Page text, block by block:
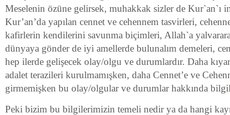
Meselenin özüne gelirsek, muhakkak sizler de Kur`an`ı
Kur’an’da yapılan cennet ve cehennem tasvirleri,
kafirlerin kendilerini savunma biçimleri, Allah`a
dünyaya gönder de iyi amellerde bulunalım demeleri,
hep ilerde gelişecek olay/olgu ve durumlardır. Daha
adalet terazileri kurulmamışken, daha Cennet’e ve
girmemişken bu olay/olgular ve durumlar hakkında
Peki bizim bu bilgilerimizin temeli nedir ya da hangi